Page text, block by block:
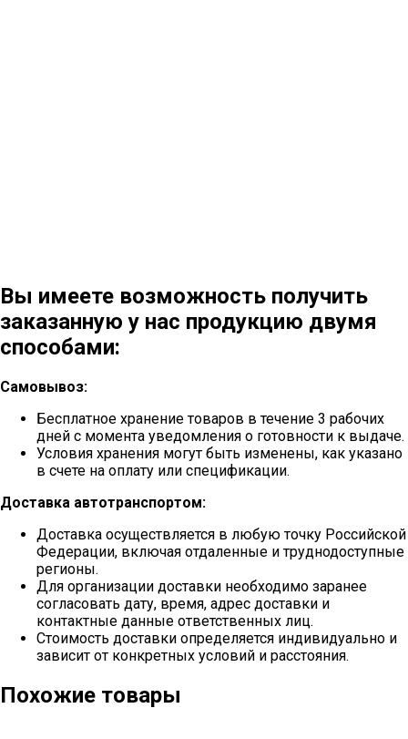
Вы имеете возможность получить
заказанную у нас продукцию двумя
способами:
Самовывоз:
Бесплатное хранение товаров в течение 3 рабочих
дней с момента уведомления о готовности к выдаче.
Условия хранения могут быть изменены, как указано
в счете на оплату или спецификации.
Доставка автотранспортом:
Доставка осуществляется в любую точку Российской
Федерации, включая отдаленные и труднодоступные
регионы.
Для организации доставки необходимо заранее
согласовать дату, время, адрес доставки и
контактные данные ответственных лиц.
Стоимость доставки определяется индивидуально и
зависит от конкретных условий и расстояния.
Похожие товары